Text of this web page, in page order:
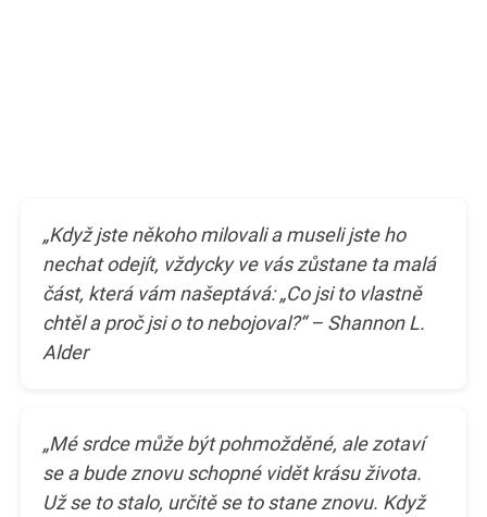
„Když jste někoho milovali a museli jste ho
nechat odejít, vždycky ve vás zůstane ta malá
část, která vám našeptává: „Co jsi to vlastně
chtěl a proč jsi o to nebojoval?“ – Shannon L.
Alder
„Mé srdce může být pohmožděné, ale zotaví
se a bude znovu schopné vidět krásu života.
Už se to stalo, určitě se to stane znovu. Když